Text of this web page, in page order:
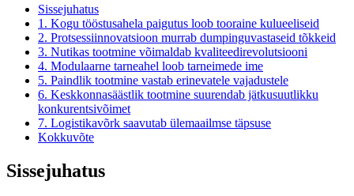
Sissejuhatus
1. Kogu tööstusahela paigutus loob tooraine kulueeliseid
2. Protsessiinnovatsioon murrab dumpinguvastaseid tõkkeid
3. Nutikas tootmine võimaldab kvaliteedirevolutsiooni
4. Modulaarne tarneahel loob tarneimede ime
5. Paindlik tootmine vastab erinevatele vajadustele
6. Keskkonnasäästlik tootmine suurendab jätkusuutlikku
konkurentsivõimet
7. Logistikavõrk saavutab ülemaailmse täpsuse
Kokkuvõte
Sissejuhatus